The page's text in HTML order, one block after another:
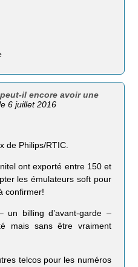
peut-il encore avoir une
le 6 juillet 2016
de Philips/RTIC.
ont exporté entre 150 et
les émulateurs soft pour
confirmer!
un billing d’avant-garde –
mais sans être vraiment
telcos pour les numéros